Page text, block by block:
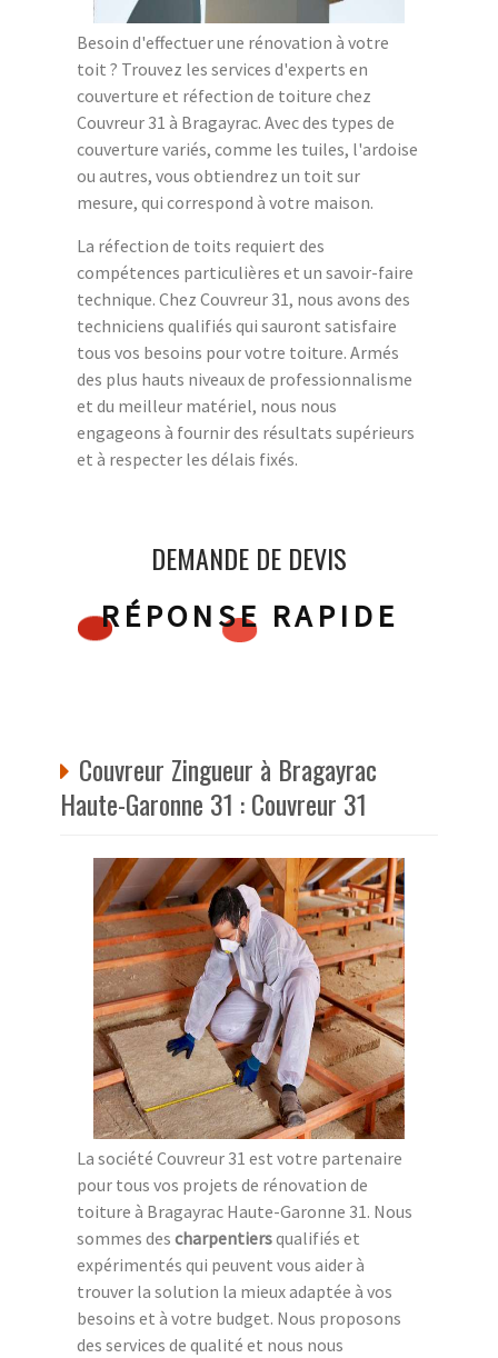
Besoin d'effectuer une rénovation à votre
toit ? Trouvez les services d'experts en
couverture et réfection de toiture chez
Couvreur 31 à Bragayrac. Avec des types de
couverture variés, comme les tuiles, l'ardoise
ou autres, vous obtiendrez un toit sur
mesure, qui correspond à votre maison.
La réfection de toits requiert des
compétences particulières et un savoir-faire
technique. Chez Couvreur 31, nous avons des
techniciens qualifiés qui sauront satisfaire
tous vos besoins pour votre toiture. Armés
des plus hauts niveaux de professionnalisme
et du meilleur matériel, nous nous
engageons à fournir des résultats supérieurs
et à respecter les délais fixés.
DEMANDE DE DEVIS
RÉPONSE RAPIDE
Couvreur Zingueur à Bragayrac
Haute-Garonne 31 : Couvreur 31
La société Couvreur 31 est votre partenaire
pour tous vos projets de rénovation de
toiture à Bragayrac Haute-Garonne 31. Nous
sommes des charpentiersqualifiés et
expérimentés qui peuvent vous aider à
trouver la solution la mieux adaptée à vos
besoins et à votre budget. Nous proposons
des services de qualité et nous nous